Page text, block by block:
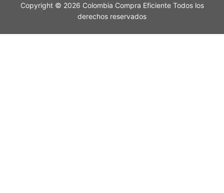
Copyright © 2026 Colombia Compra Eficiente Todos los
derechos reservados